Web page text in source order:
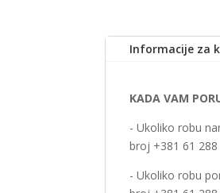
Informacije za
KADA VAM
- Ukoliko robu
broj +381 61 288
- Ukoliko robu